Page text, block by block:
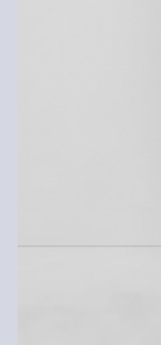
Dans le domaine
engageons à
renouvelables.
manière à
Soutien à Better
vous soutenez
Cotton consistant à
prospérer, tout en
Cotton soutient les
écologique et
agricultrices aux
issu d’un système